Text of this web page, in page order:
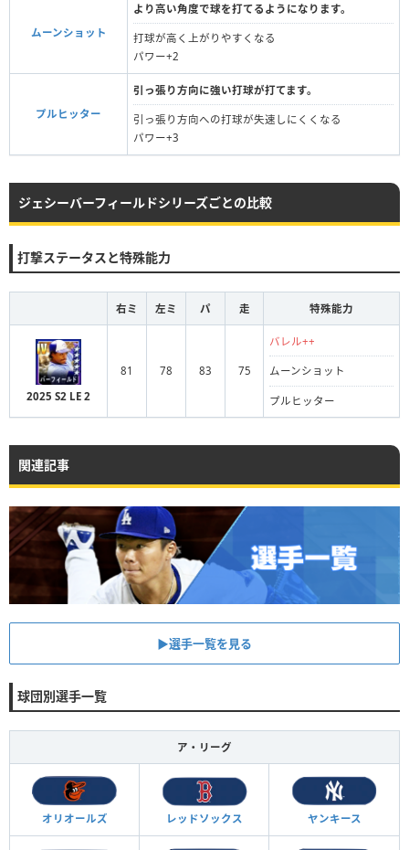
ムーンショット
より高い角度で球を打てるようになります。
打球が高く上がりやすくなる
パワー+2
プルヒッター
引っ張り方向に強い打球が打てます。
引っ張り方向への打球が失速しにくくなる
パワー+3
ジェシーバーフィールドシリーズごとの比較
打撃ステータスと特殊能力
右ミ 左ミ パ 走 特殊能力
2025 S2 LE 2
81 78 83 75
バレル++
ムーンショット
プルヒッター
関連記事
▶︎選手一覧を見る
球団別選手一覧
ア・リーグ
オリオールズ レッドソックス ヤンキース